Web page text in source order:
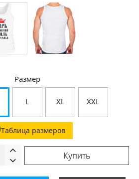
Размер
L XL XXL
Таблица размеров
Купить